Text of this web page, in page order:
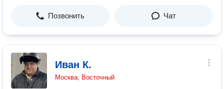
Позвонить Чат
Иван К.
Москва, Восточный